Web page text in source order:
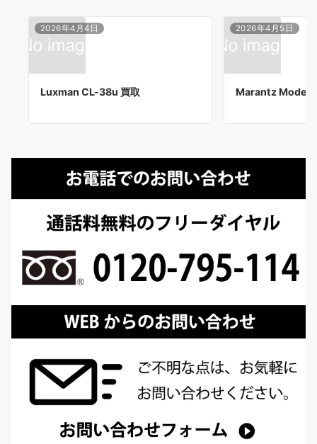
2026年4月4日
Luxman CL-38u 買取
2026年4月5日
Marantz Model